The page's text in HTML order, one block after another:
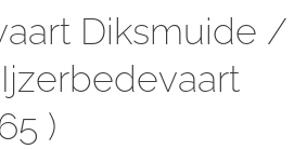
Diksmuide /
)